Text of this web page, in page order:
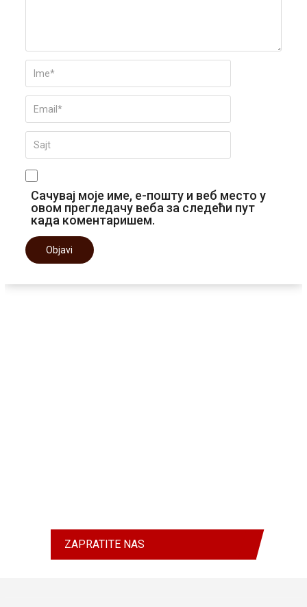
Сачувај моје име, е-пошту и веб место у
овом прегледачу веба за следећи пут
када коментаришем.
ZAPRATITE NAS